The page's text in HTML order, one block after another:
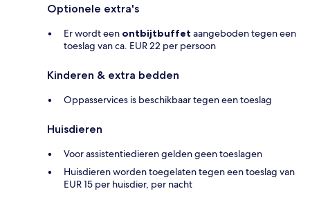
Optionele extra's
Er wordt een ontbijtbuffet aangeboden tegen een
toeslag van ca. EUR 22 per persoon
Kinderen & extra bedden
Oppasservices is beschikbaar tegen een toeslag
Huisdieren
Voor assistentiedieren gelden geen toeslagen
Huisdieren worden toegelaten tegen een toeslag van
EUR 15 per huisdier, per nacht